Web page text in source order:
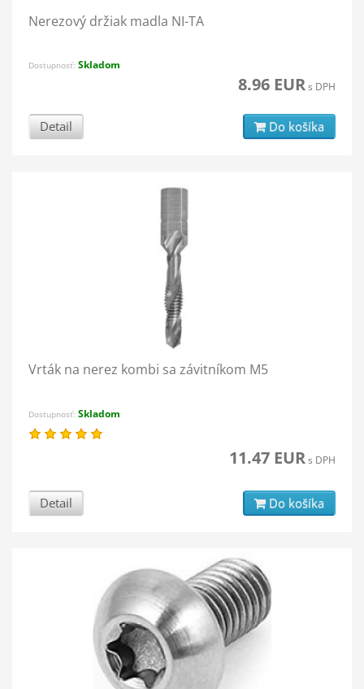
Nerezový držiak madla NI-TA
Dostupnosť: Skladom
8.96 EURs DPH
Detail Do košíka
Vrták na nerez kombi sa závitníkom M5
Dostupnosť: Skladom
11.47 EURs DPH
Detail Do košíka